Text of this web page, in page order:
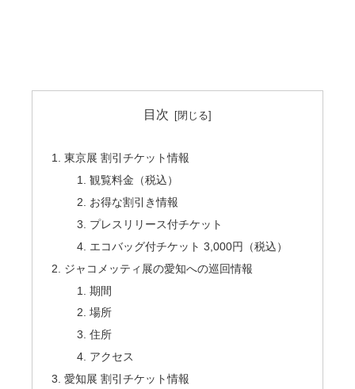
目次
東京展 割引チケット情報
観覧料金（税込）
お得な割引き情報
プレスリリース付チケット
エコバッグ付チケット 3,000円（税込）
ジャコメッティ展の愛知への巡回情報
期間
場所
住所
アクセス
愛知展 割引チケット情報